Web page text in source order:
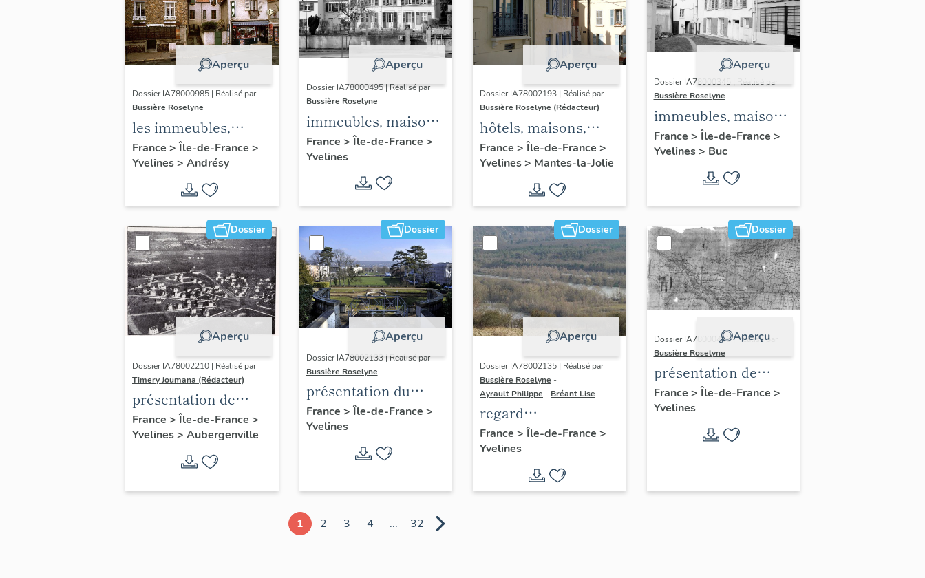
Aperçu
Dossier IA78000985 | Réalisé par
Bussière Roselyne
les immeubles,
maisons et fermes
du canton d'Andrésy
France > Île-de-France >
Yvelines> Andrésy
Aperçu
Dossier IA78000495 | Réalisé par
Bussière Roselyne
immeubles, maisons,
fermes
France > Île-de-France >
Yvelines
Aperçu
Dossier IA78002193 | Réalisé par
Bussière Roselyne (Rédacteur)
hôtels, maisons,
immeubles
France > Île-de-France >
Yvelines> Mantes-la-Jolie
Aperçu
Dossier IA78000345 | Réalisé par
Bussière Roselyne
immeubles, maisons,
fermes
France > Île-de-France >
Yvelines> Buc
Dossier
Aperçu
Dossier IA78002210 | Réalisé par
Timery Joumana (Rédacteur)
présentation de
l'étude
d'Elisabethville
France > Île-de-France >
Yvelines> Aubergenville
Dossier
Aperçu
Dossier IA78002133 | Réalisé par
Bussière Roselyne
présentation du
diagnostic
patrimonial, urbain
et paysager de Seine-
France > Île-de-France >
Yvelines
Dossier
Aperçu
Dossier IA78002135 | Réalisé par
Bussière Roselyne -
Ayrault Philippe - Bréant Lise
regard
photographique sur
le territoire de Seine-
France > Île-de-France >
Yvelines
Dossier
Aperçu
Dossier IA78000496 | Réalisé par
Bussière Roselyne
présentation de
l'étude du
patrimoine de l'aire
d'étude Versailles
périphérie sud
France > Île-de-France >
Yvelines
1 2 3 4 ... 32